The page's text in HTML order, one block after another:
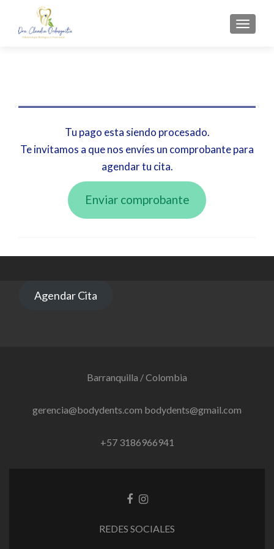
Tu pago esta siendo procesado.
Te invitamos a que nos envíes un comprobante para
agendar tu cita.
Enviar comprobante
Agendar Cita
Barranquilla / Colombia
gerencia@bodydents.com bodydents@gmail.com
+57 3186966941
EnlaceEnlace
REDES SOCIALES